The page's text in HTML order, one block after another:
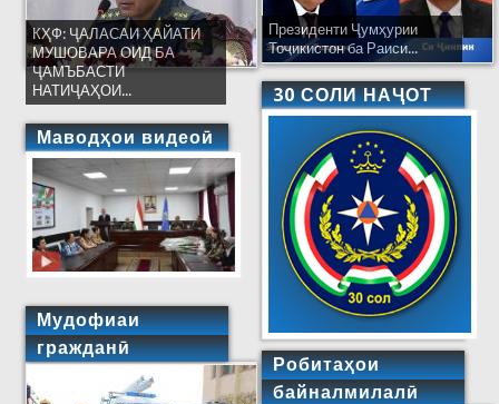
КҲФ: ҶАЛАСАИ ҲАЙАТИ
МУШОВАРА ОИД БА
ҶАМЪБАСТИ
НАТИҶАҲОИ...
Маводҳои видеоӣ
Мудофиаи
гражданӣ
Президенти Ҷумҳурии
Тоҷикистон ба Раиси...
30 СОЛИ НАҶОТ
Робитаҳои
байналмилалӣ